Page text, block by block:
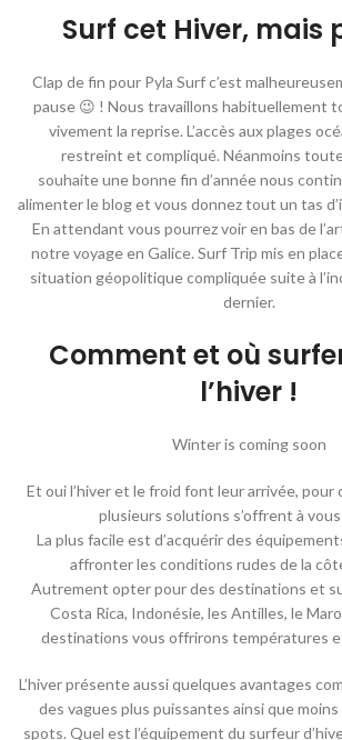
Surf cet Hiver, mais
Clap de fin pour Pyla Surf c’est
pause 😉 ! Nous travaillons habituellement
vivement la reprise. L’accès aux plages
restreint et compliqué. Néanmoins toute
souhaite une bonne fin d’année nous
alimenter le blog et vous donnez tout un tas
En attendant vous pourrez voir en bas de
notre voyage en Galice. Surf Trip mis en
situation géopolitique compliquée suite à
dernier.
Comment et où
l’hiver !
Winter is coming soon
Et oui l’hiver et le froid font leur arrivée,
plusieurs solutions s’offrent à vous
La plus facile est d’acquérir des
affronter les conditions rudes de la
Autrement opter pour des destinations et
Costa Rica, Indonésie, les Antilles, le
destinations vous offrirons températures
L’hiver présente aussi quelques avantages
des vagues plus puissantes ainsi que
spots. Quel est l’équipement du surfeur